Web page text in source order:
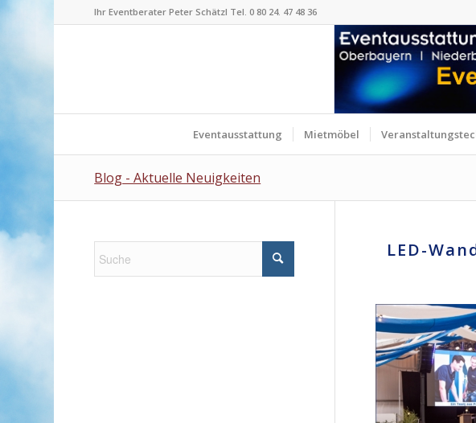
Ihr Eventberater Peter Schätzl Tel. 0 80 24. 47 48 36
Eventausstattung Mietmöbel
Blog - Aktuelle Neuigkeiten
LED-